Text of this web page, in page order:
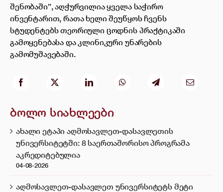
შენობაში”, აღჭურვილია ყველა საჭირო
ინვენტარით, რათა ხელი შეუწყოს ჩვენს
სტუდენტებს თეორიული ცოდნის პრაქტიკაში
გამოყენებასა და კლინიკური უნარების
გამომუშავებაში.
ბოლო სიახლეები
ახალი ეტაპი აღმოსავლეთ-დასავლეთის
უნივერსიტეტში: 8 საერთაშორისო პროგრამა
აკრედიტებულია
04-08-2026
აღმოსავლეთ-დასავლეთ უნივერსიტეტს მეტი